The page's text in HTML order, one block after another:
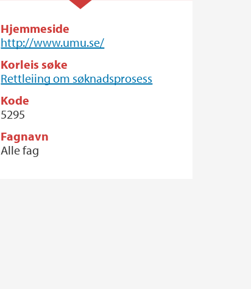
Hjemmeside
http://www.umu.se/
Korleis søke
Rettleiing om søknadsprosess
Kode
5295
Fagnavn
Alle fag